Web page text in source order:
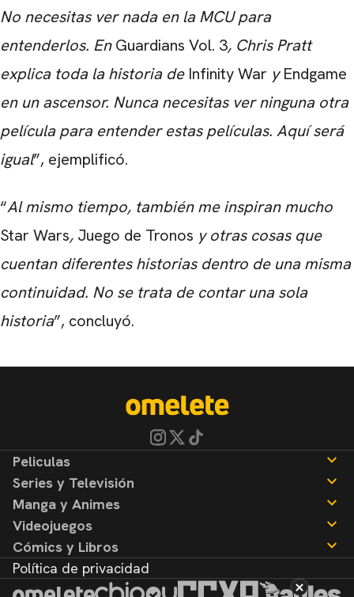
No necesitas ver nada en la MCU para
entenderlos. EnGuardians Vol. 3, Chris Pratt
explica toda la historia deInfinity War yEndgame
en un ascensor. Nunca necesitas ver ninguna otra
película para entender estas películas. Aquí será
igual”, ejemplificó.
“Al mismo tiempo, también me inspiran mucho
Star Wars, Juego de Tronos y otras cosas que
cuentan diferentes historias dentro de una misma
continuidad. No se trata de contar una sola
historia”, concluyó.
Peliculas
Noticias
Reseñas
Series y Televisión
Noticias
Reseñas
Manga y Animes
Noticias
Reseñas
Videojuegos
Noticias
Reseñas
Cómics y Libros
Noticias
Reseñas
Política de privacidad